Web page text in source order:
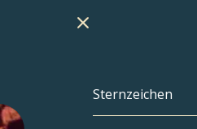
Sternzeichen